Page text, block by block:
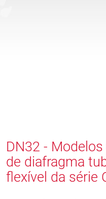
DN32 -
de diafragma
flexível da série